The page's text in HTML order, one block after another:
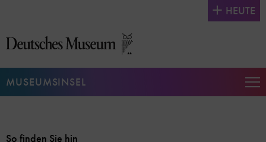
Seiteninhalt
springen
HEUTE
MUSEUMSINSEL
So finden Sie hin